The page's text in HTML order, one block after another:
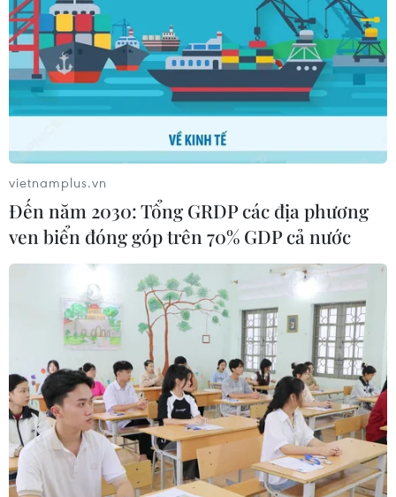
vietnamplus.vn
Đến năm 2030: Tổng GRDP các địa phương
ven biển đóng góp trên 70% GDP cả nước